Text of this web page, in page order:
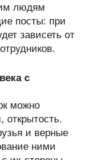
людям
посты: при
зависеть от
с
можно
открытость.
и верные
ними